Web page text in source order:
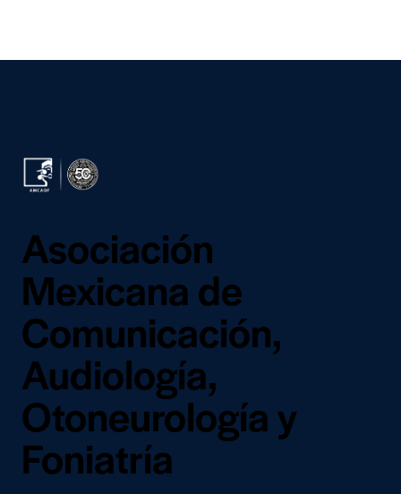
Asociación
Mexicana de
Comunicación,
Audiología,
Otoneurología y
Foniatría